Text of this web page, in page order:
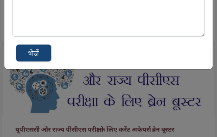
यूपीएससी और राज्य पीसीएस परीक्षा के लिए करेंट अफेयर्स ब्रेन बूस्टर
भेजें